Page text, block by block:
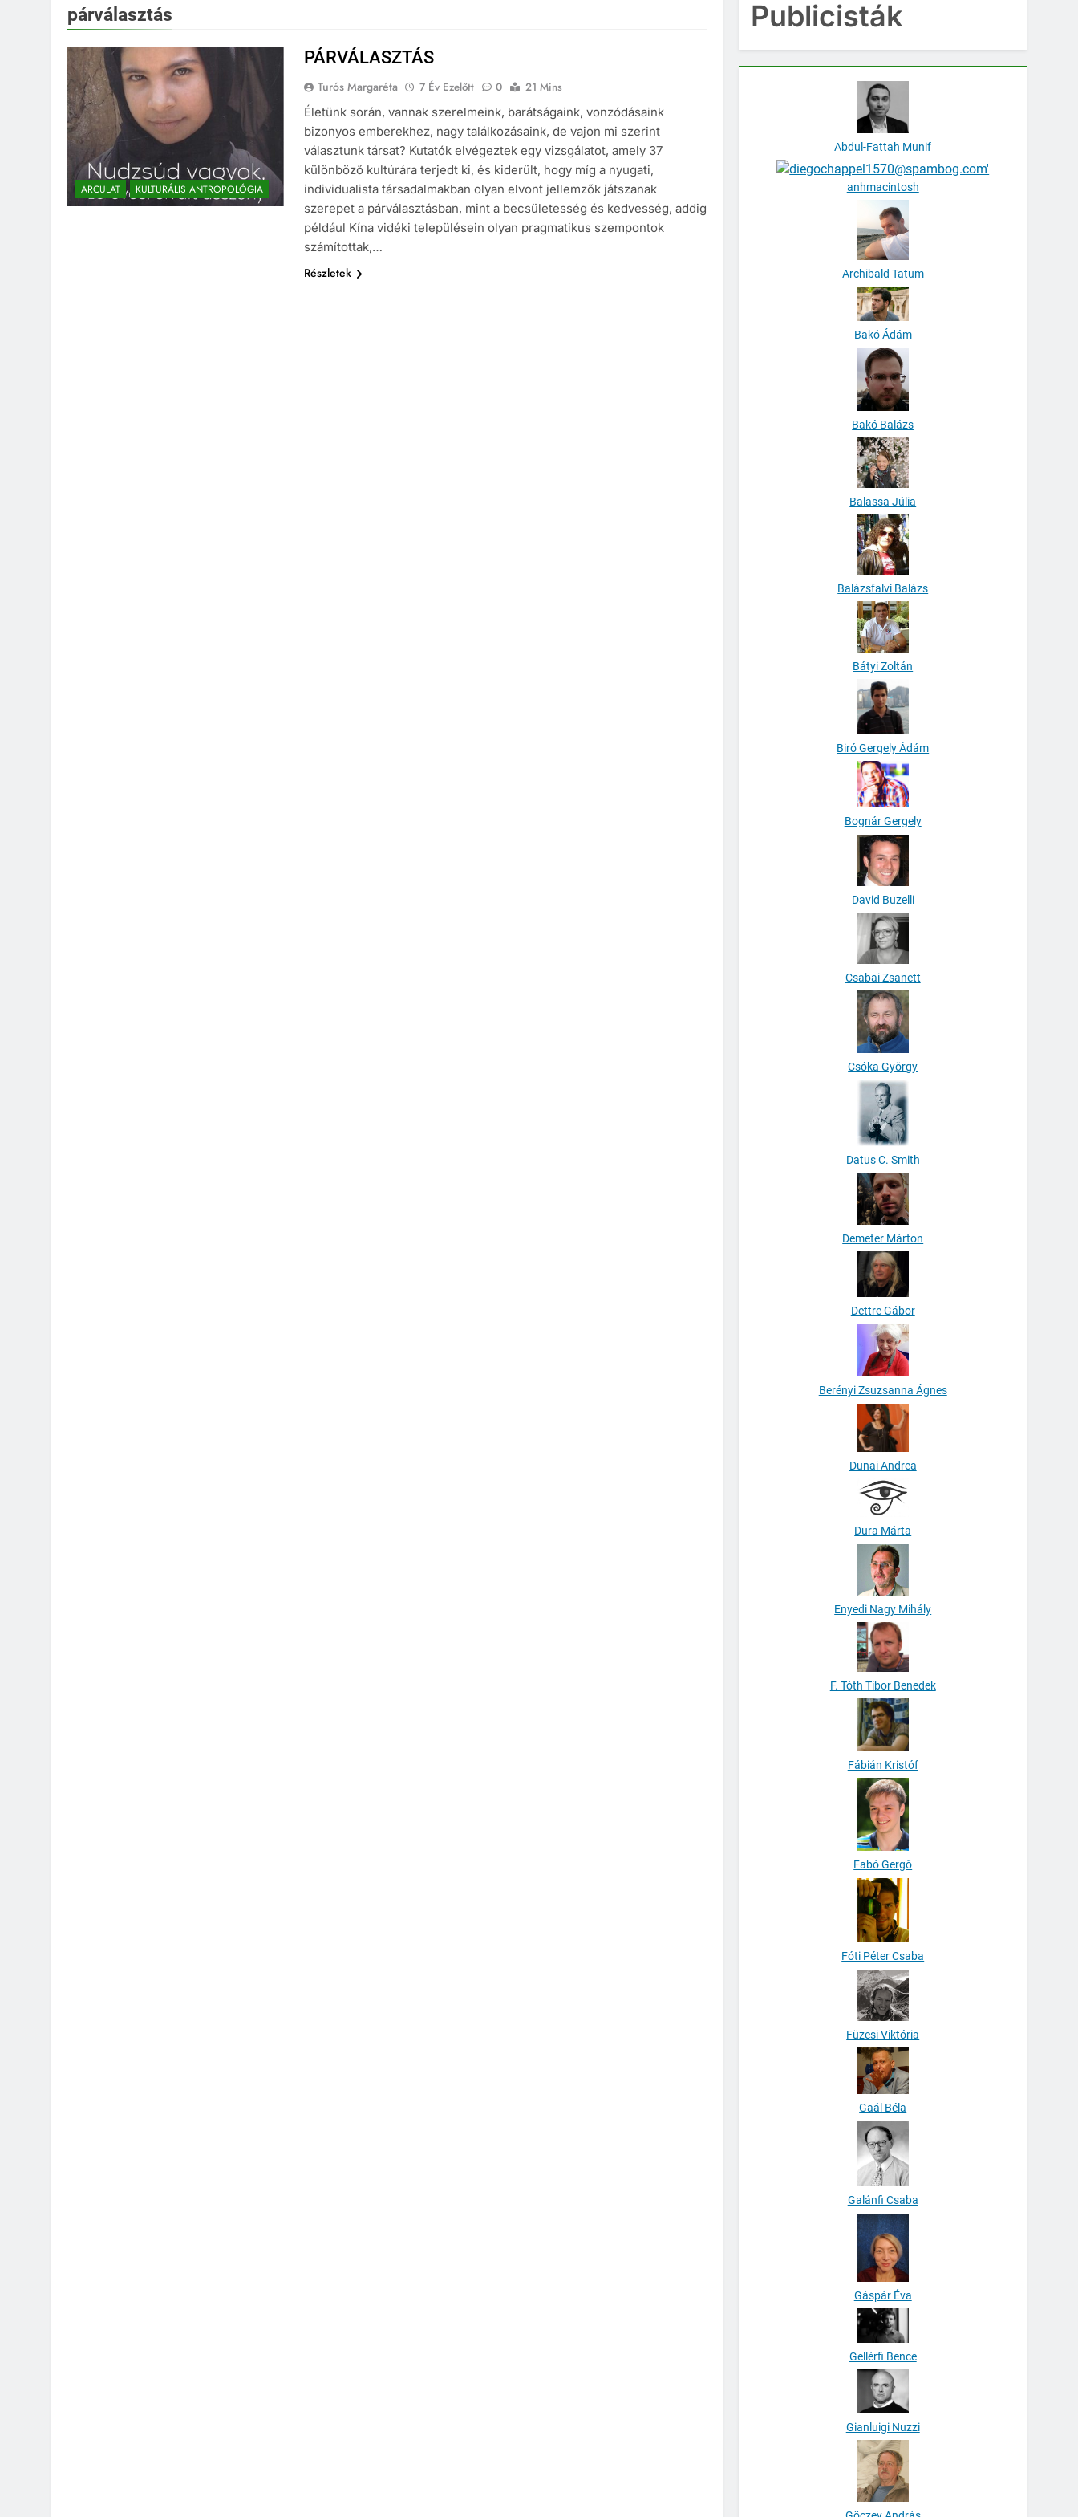
párválasztás
ARCULAT KULTURÁLIS ANTROPOLÓGIA
PÁRVÁLASZTÁS
Turós Margaréta 7 Év Ezelőtt 0
21 Mins
Életünk során, vannak szerelmeink, barátságaink, vonzódásaink
bizonyos emberekhez, nagy találkozásaink, de vajon mi szerint
választunk társat? Kutatók elvégeztek egy vizsgálatot, amely 37
különböző kultúrára terjedt ki, és kiderült, hogy míg a nyugati,
individualista társadalmakban olyan elvont jellemzők játszanak
szerepet a párválasztásban, mint a becsületesség és kedvesség, addig
például Kína vidéki településein olyan pragmatikus szempontok
számítottak,…
Részletek
Publicisták
Abdul-Fattah Munif
anhmacintosh
Archibald Tatum
Bakó Ádám
Bakó Balázs
Balassa Júlia
Balázsfalvi Balázs
Bátyi Zoltán
Biró Gergely Ádám
Bognár Gergely
David Buzelli
Csabai Zsanett
Csóka György
Datus C. Smith
Demeter Márton
Dettre Gábor
Berényi Zsuzsanna Ágnes
Dunai Andrea
Dura Márta
Enyedi Nagy Mihály
F. Tóth Tibor Benedek
Fábián Kristóf
Fabó Gergő
Fóti Péter Csaba
Füzesi Viktória
Gaál Béla
Galánfi Csaba
Gáspár Éva
Gellérfi Bence
Gianluigi Nuzzi